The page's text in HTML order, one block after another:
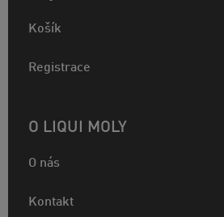
Košík
Registrace
O LIQUI MOLY
O nás
Kontakt